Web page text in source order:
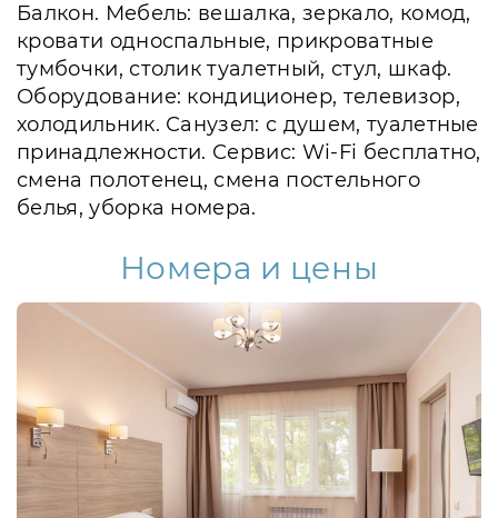
Балкон. Мебель: вешалка, зеркало, комод,
кровати односпальные, прикроватные
тумбочки, столик туалетный, стул, шкаф.
Оборудование: кондиционер, телевизор,
холодильник. Санузел: с душем, туалетные
принадлежности. Сервис: Wi-Fi бесплатно,
смена полотенец, смена постельного
белья, уборка номера.
Номера и цены